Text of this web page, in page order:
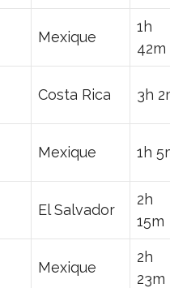
Mexique
1h
42m
Costa Rica 3h
Mexique 1h
El Salvador
2h
15m
Mexique
2h
23m